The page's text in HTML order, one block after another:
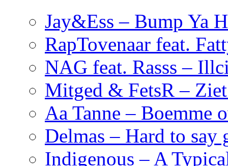
Jay&Ess – Bump Ya
RapTovenaar feat.
NAG feat. Rasss –
Mitged & FetsR –
Aa Tanne – Boemme
Delmas – Hard to say
Indigenous – A